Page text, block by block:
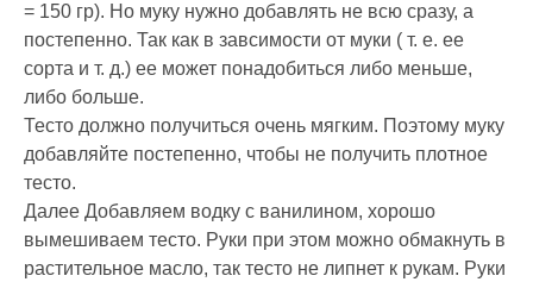
= 150 гр). Но муку нужно добавлять не всю сразу, а
постепенно. Так как в завсимости от муки ( т. е. ее
сорта и т. д.) ее может понадобиться либо меньше,
либо больше.
Тесто должно получиться очень мягким. Поэтому муку
добавляйте постепенно, чтобы не получить плотное
тесто.
Далее Добавляем водку с ванилином, хорошо
вымешиваем тесто. Руки при этом можно обмакнуть в
растительное масло, так тесто не липнет к рукам. Руки